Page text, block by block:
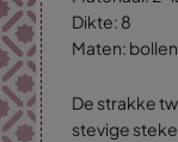
Dikte: 8
Maten:
De strakke
stevige